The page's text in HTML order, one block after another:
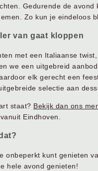
Gedurende de
Zo kun je eindeloos
van gaat kloppen
met een Italiaanse
we een uitgebreid
elk gerecht een
selectie aan
staat? Bekijk dan ons
Eindhoven.
onbeperkt kunt genieten
hele avond genieten!